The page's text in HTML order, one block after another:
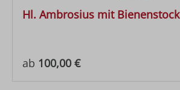
Hl. Ambrosius mit Bienenstock
Regulärer Preis:
ab 100,00 €